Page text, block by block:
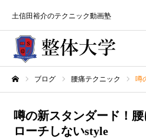
土信田裕介のテクニック動画塾
ブログ 腰痛テクニック 噂の
噂の新スタンダード！
ローチしないstyle